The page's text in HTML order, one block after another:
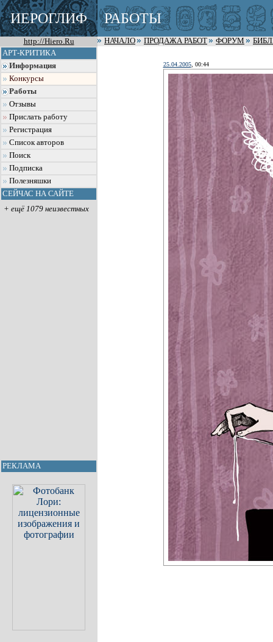
ИЕРОГЛИФ РАБОТЫ
http://Hiero.Ru НАЧАЛО ПРОДАЖА РАБОТ ФОРУМ
АРТ-КРИТИКА
Информация
Конкурсы
Работы
Отзывы
Прислать работу
Регистрация
Список авторов
Поиск
Подписка
Полезняшки
СЕЙЧАС НА САЙТЕ
+ ещё 1079 неизвестных
РЕКЛАМА
25.04.2005, 00:44